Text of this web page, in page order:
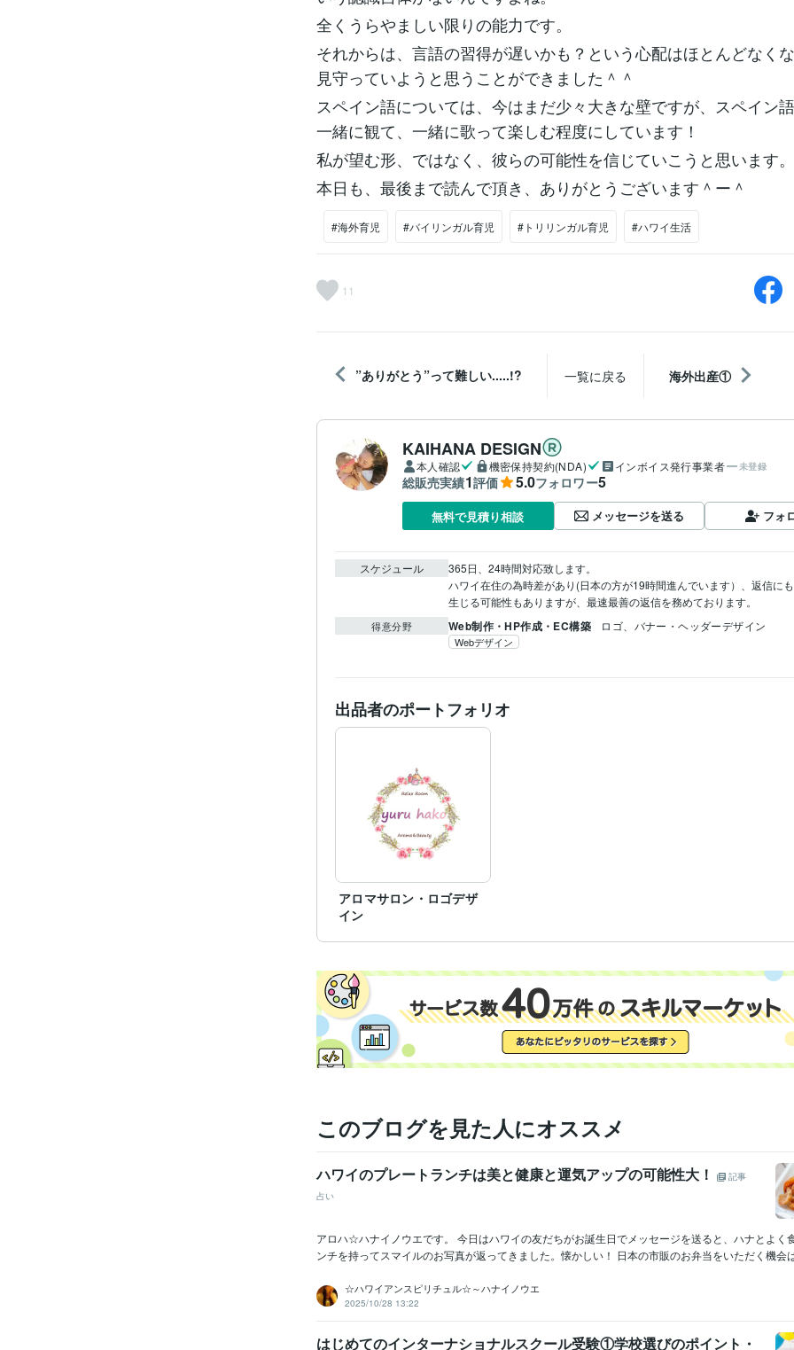
全くうらやましい限りの能力です。
それからは、言語の習得が遅いかも？という心配はほとんどなく
見守っていようと思うことができました＾＾
スペイン語については、今はまだ少々大きな壁ですが、スペイン
一緒に観て、一緒に歌って楽しむ程度にしています！
私が望む形、ではなく、彼らの可能性を信じていこうと思います。
本日も、最後まで読んで頂き、ありがとうございます＾ー＾
#海外育児 #バイリンガル育児 #トリリンガル育児 #ハワイ生活
11
”ありがとう”って難しい.....!? 一覧に戻る 海外出産①
KAIHANA DESIGN
本人確認 機密保持契約(NDA) インボイス発行事業者 未登録
総販売実績1評価 5.0フォロワー5
無料で見積り相談 メッセージを送る フォ
スケジュール
365日、24時間対応致します。
ハワイ在住の為時差があり(日本の方が19時間進んでいます）、返信に
生じる可能性もありますが、最速最善の返信を務めております。
得意分野 Web制作・HP作成・EC構築 ロゴ、バナー・ヘッダーデザイン
Webデザイン
出品者のポートフォリオ
アロマサロン・ロゴデザ
イン
このブログを見た人にオススメ
ハワイのプレートランチは美と健康と運気アップの可能性大！
記事
占い
アロハ☆ハナイノウエです。 今日はハワイの友だちがお誕生日でメッセージを送ると、ハナとよく
ンチを持ってスマイルのお写真が返ってきました。懐かしい！ 日本の市販のお弁当をいただく機会
☆ハワイアンスピリチュル☆～ハナイノウエ
2025/10/28 13:22
はじめてのインターナショナルスクール受験①学校選びのポイント・